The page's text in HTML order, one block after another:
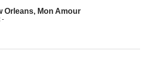
Orleans, Mon Amour
-